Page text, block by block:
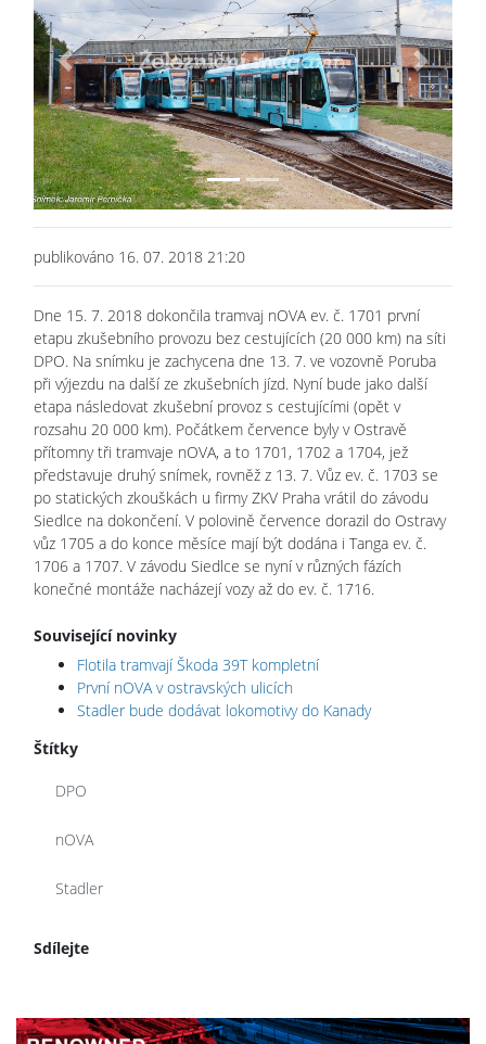
Previous Next
publikováno 16. 07. 2018 21:20
Dne 15. 7. 2018 dokončila tramvaj nOVA ev. č. 1701 první
etapu zkušebního provozu bez cestujících (20 000 km) na síti
DPO. Na snímku je zachycena dne 13. 7. ve vozovně Poruba
při výjezdu na další ze zkušebních jízd. Nyní bude jako další
etapa následovat zkušební provoz s cestujícími (opět v
rozsahu 20 000 km). Počátkem července byly v Ostravě
přítomny tři tramvaje nOVA, a to 1701, 1702 a 1704, jež
představuje druhý snímek, rovněž z 13. 7. Vůz ev. č. 1703 se
po statických zkouškách u firmy ZKV Praha vrátil do závodu
Siedlce na dokončení. V polovině července dorazil do Ostravy
vůz 1705 a do konce měsíce mají být dodána i Tanga ev. č.
1706 a 1707. V závodu Siedlce se nyní v různých fázích
konečné montáže nacházejí vozy až do ev. č. 1716.
Související novinky
Flotila tramvají Škoda 39T kompletní
První nOVA v ostravských ulicích
Stadler bude dodávat lokomotivy do Kanady
Štítky
DPO
nOVA
Stadler
Sdílejte